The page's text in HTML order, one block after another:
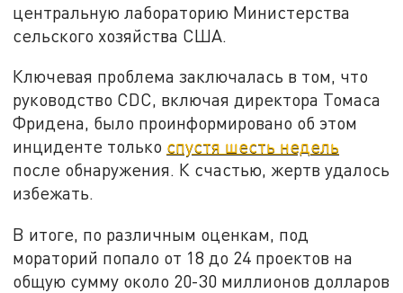
центральную лабораторию Министерства
сельского хозяйства США.
Ключевая проблема заключалась в том, что
руководство CDC, включая директора Томаса
Фридена, было проинформировано об этом
инциденте только спустя шесть недель
после обнаружения. К счастью, жертв удалось
избежать.
В итоге, по различным оценкам, под
мораторий попало от 18 до 24 проектов на
общую сумму около 20-30 миллионов долларов